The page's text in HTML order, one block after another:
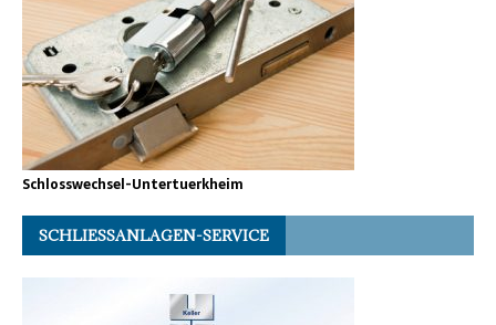
Schlosswechsel-Untertuerkheim
SCHLIESSANLAGEN-SERVICE